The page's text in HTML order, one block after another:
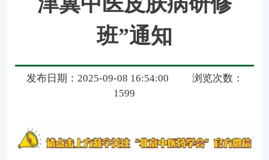
班”通知
发布日期：2025-09-08 16:54:00
浏览次数：
1599